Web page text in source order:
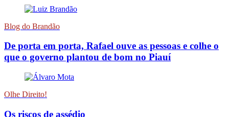
Blog do Brandão
De porta em porta, Rafael ouve as pessoas e colhe o
que o governo plantou de bom no Piauí
Olhe Direito!
Os riscos de assédio